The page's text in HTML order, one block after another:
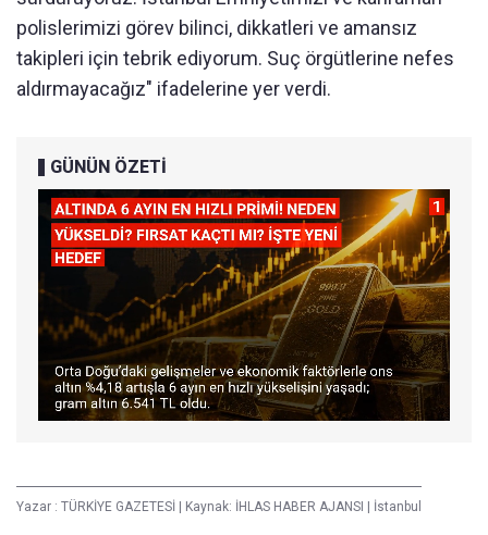
polislerimizi görev bilinci, dikkatleri ve amansız
takipleri için tebrik ediyorum. Suç örgütlerine nefes
aldırmayacağız" ifadelerine yer verdi.
GÜNÜN ÖZETİ
Yazar : TÜRKİYE GAZETESİ | Kaynak: İHLAS HABER AJANSI | İstanbul